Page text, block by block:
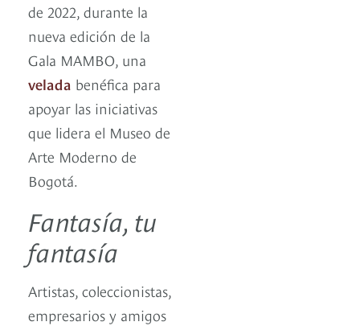
de 2022, durante la
nueva edición de la
Gala MAMBO, una
velada benéfica para
apoyar las iniciativas
que lidera el Museo de
Arte Moderno de
Bogotá.
Fantasía, tu
fantasía
Artistas, coleccionistas,
empresarios y amigos